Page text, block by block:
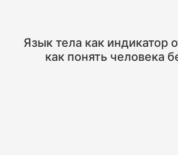
Язык тела как индикатор
как понять человека